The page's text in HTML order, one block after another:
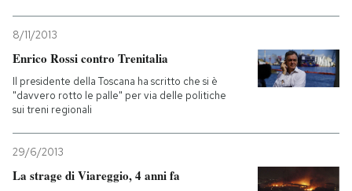
8/11/2013
Enrico Rossi contro Trenitalia
Il presidente della Toscana ha scritto che si è
"davvero rotto le palle" per via delle politiche
sui treni regionali
29/6/2013
La strage di Viareggio, 4 anni fa